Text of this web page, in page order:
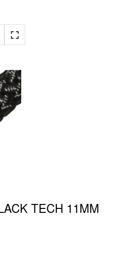
TECH 11MM